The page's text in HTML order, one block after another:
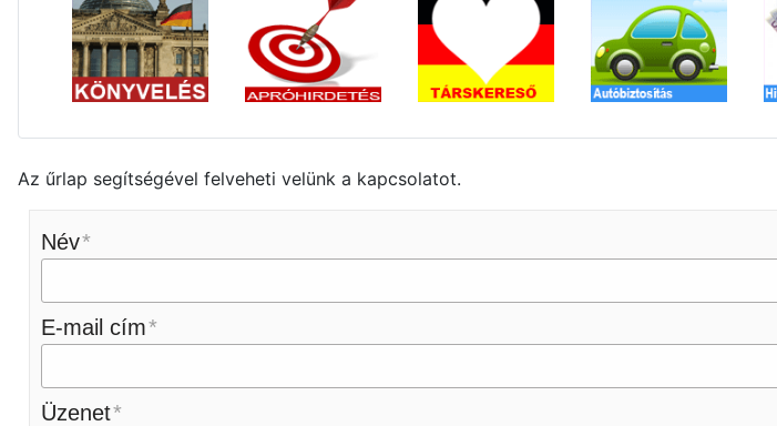
Az űrlap segítségével felveheti velünk a kapcsolatot.
Név
E-mail cím
Üzenet